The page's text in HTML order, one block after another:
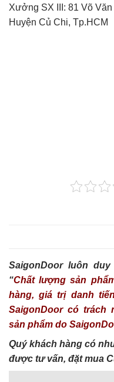
Xưởng SX III: 81 Võ
Huyện Củ Chi, Tp.HCM
SaigonDoor luôn
“Chất lượng sản
hàng, giá trị danh
SaigonDoor có trách
sản phẩm do
Quý khách hàng có
được tư vấn, đặt mua